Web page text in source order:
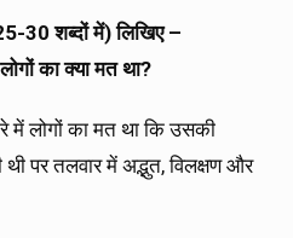
30 शब्दों में) लिखिए –
का क्या मत था?
में लोगों का मत था कि उसकी
पर तलवार में अद्भुत, विलक्षण और